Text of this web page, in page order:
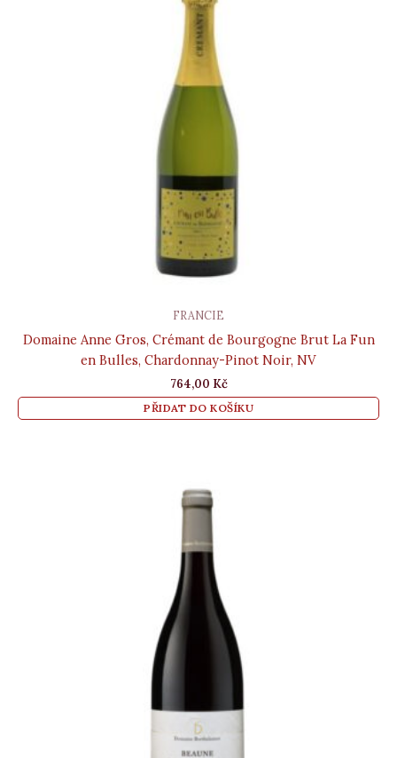
FRANCIE
Domaine Anne Gros, Crémant de Bourgogne Brut La Fun
en Bulles, Chardonnay-Pinot Noir, NV
764,00 Kč
PŘIDAT DO KOŠÍKU